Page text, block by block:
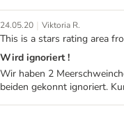
24.05.20 | Viktoria R.
This is a stars rating area
Wird ignoriert !
Wir haben 2
beiden gekonnt ignoriert.